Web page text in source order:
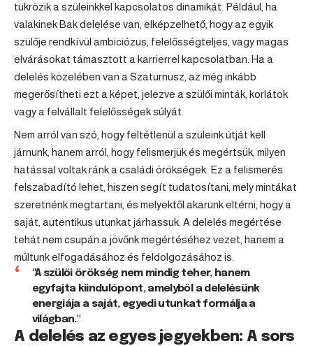
tükrözik a szüleinkkel kapcsolatos dinamikát. Például, ha
valakinek Bak delelése van, elképzelhető, hogy az egyik
szülője rendkívül ambiciózus, felelősségteljes, vagy magas
elvárásokat támasztott a karrierrel kapcsolatban. Ha a
delelés közelében van a Szaturnusz, az még inkább
megerősítheti ezt a képet, jelezve a szülői minták, korlátok
vagy a felvállalt felelősségek súlyát.
Nem arról van szó, hogy feltétlenül a szüleink útját kell
járnunk, hanem arról, hogy felismerjük és megértsük, milyen
hatással voltak ránk a családi örökségek. Ez a felismerés
felszabadító lehet, hiszen segít tudatosítani, mely mintákat
szeretnénk megtartani, és melyektől akarunk eltérni, hogy a
saját, autentikus utunkat járhassuk. A delelés megértése
tehát nem csupán a jövőnk megértéséhez vezet, hanem a
múltunk elfogadásához és feldolgozásához is.
"A szülői örökség nem mindig teher, hanem
egyfajta kiindulópont, amelyből a delelésünk
energiája a saját, egyedi utunkat formálja a
világban."
A delelés az egyes jegyekben: A sors